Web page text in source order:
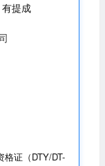
有提成
证（DTY/DT-